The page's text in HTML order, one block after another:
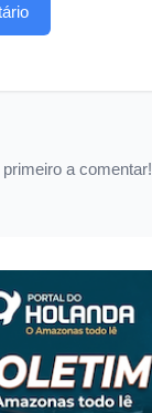
primeiro a comentar!